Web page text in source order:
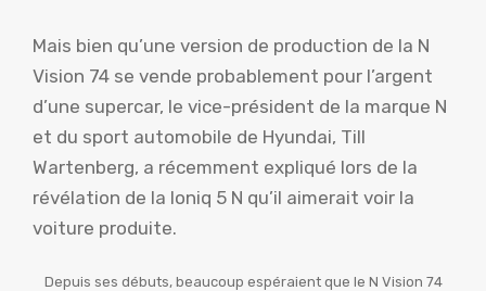
Mais bien qu’une version de production de la N
Vision 74 se vende probablement pour l’argent
d’une supercar, le vice-président de la marque N
et du sport automobile de Hyundai, Till
Wartenberg, a récemment expliqué lors de la
révélation de la Ioniq 5 N qu’il aimerait voir la
voiture produite.
Depuis ses débuts, beaucoup espéraient que le N Vision 74